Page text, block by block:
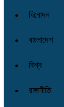
বিনোদন
বাংলাদেশ
বিশ্ব
রাজনীতি